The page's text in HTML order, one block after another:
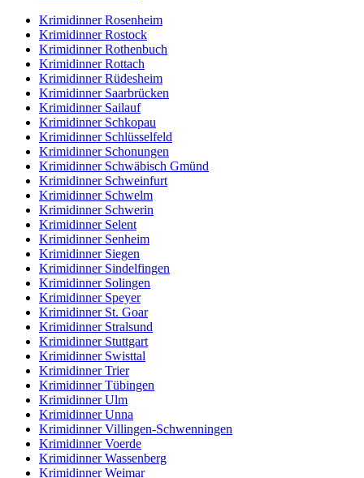
Krimidinner Rosenheim
Krimidinner Rostock
Krimidinner Rothenbuch
Krimidinner Rottach
Krimidinner Rüdesheim
Krimidinner Saarbrücken
Krimidinner Sailauf
Krimidinner Schkopau
Krimidinner Schlüsselfeld
Krimidinner Schonungen
Krimidinner Schwäbisch Gmünd
Krimidinner Schweinfurt
Krimidinner Schwelm
Krimidinner Schwerin
Krimidinner Selent
Krimidinner Senheim
Krimidinner Siegen
Krimidinner Sindelfingen
Krimidinner Solingen
Krimidinner Speyer
Krimidinner St. Goar
Krimidinner Stralsund
Krimidinner Stuttgart
Krimidinner Swisttal
Krimidinner Trier
Krimidinner Tübingen
Krimidinner Ulm
Krimidinner Unna
Krimidinner Villingen-Schwenningen
Krimidinner Voerde
Krimidinner Wassenberg
Krimidinner Weimar